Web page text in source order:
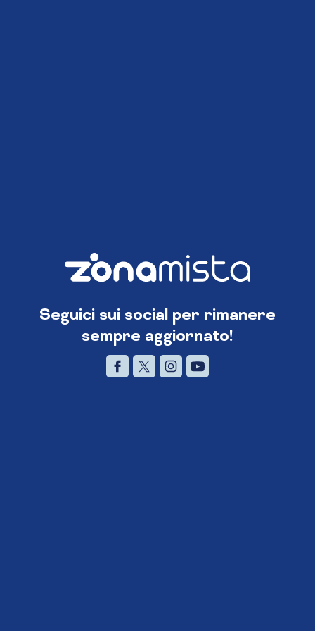
Seguici sui social per rimanere
sempre aggiornato!